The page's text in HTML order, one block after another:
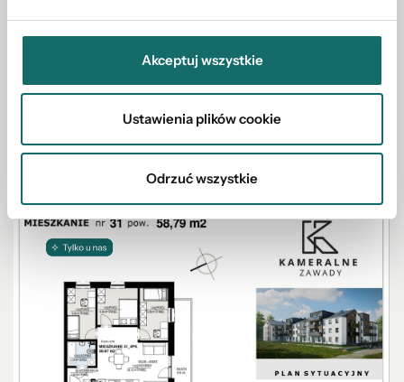
Akceptuj wszystkie
Ustawienia plików cookie
Odrzuć wszystkie
2
1 560 000 PLN